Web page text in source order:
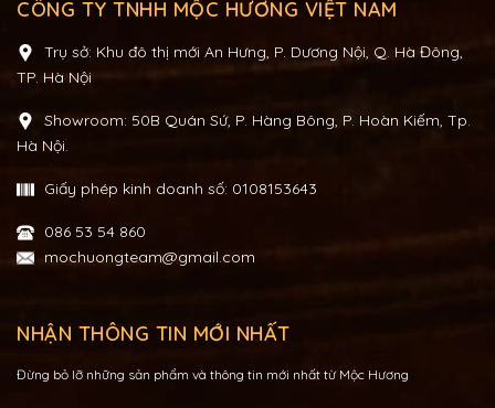
CÔNG TY TNHH MỘC HƯƠNG VIỆT NAM
Trụ sở: Khu đô thị mới An Hưng, P. Dương Nội, Q. Hà Đông,
TP. Hà Nội
Showroom: 50B Quán Sứ, P. Hàng Bông, P. Hoàn Kiếm, Tp.
Hà Nội.
Giấy phép kinh doanh số: 0108153643
086 53 54 860
mochuongteam@gmail.com
NHẬN THÔNG TIN MỚI NHẤT
Đừng bỏ lỡ những sản phẩm và thông tin mới nhất từ Mộc Hương